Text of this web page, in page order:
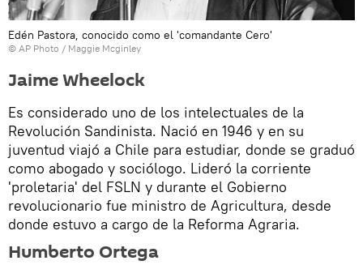
Edén Pastora, conocido como el 'comandante Cero'
© AP Photo / Maggie Mcginley
Jaime Wheelock
Es considerado uno de los intelectuales de la
Revolución Sandinista. Nació en 1946 y en su
juventud viajó a Chile para estudiar, donde se graduó
como abogado y sociólogo. Lideró la corriente
'proletaria' del FSLN y durante el Gobierno
revolucionario fue ministro de Agricultura, desde
donde estuvo a cargo de la Reforma Agraria.
Humberto Ortega